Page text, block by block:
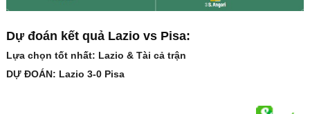
Dự đoán kết quả Lazio vs Pisa:
Lựa chọn tốt nhất: Lazio & Tài cả trận
DỰ ĐOÁN: Lazio 3-0 Pisa